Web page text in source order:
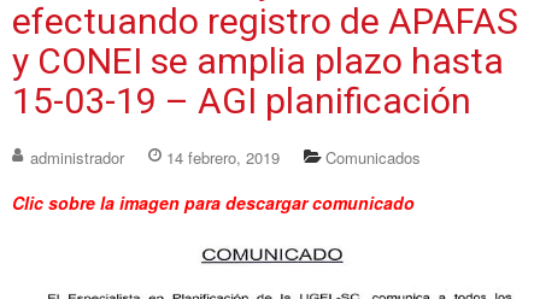
efectuando registro de APAFAS
y CONEI se amplia plazo hasta
15-03-19 – AGI planificación
administrador 14 febrero, 2019 Comunicados
Clic sobre la imagen para descargar comunicado